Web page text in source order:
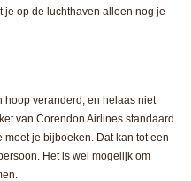
je op de luchthaven alleen nog je
hoop veranderd, en helaas niet
van Corendon Airlines standaard
je bijboeken. Dat kan tot een
Het is wel mogelijk om